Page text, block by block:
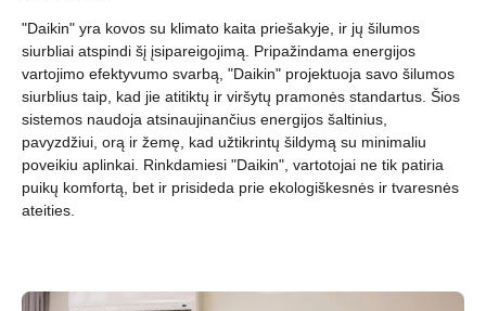
"Daikin" yra kovos su klimato kaita priešakyje, ir jų šilumos
siurbliai atspindi šį įsipareigojimą. Pripažindama energijos
vartojimo efektyvumo svarbą, "Daikin" projektuoja savo šilumos
siurblius taip, kad jie atitiktų ir viršytų pramonės standartus. Šios
sistemos naudoja atsinaujinančius energijos šaltinius,
pavyzdžiui, orą ir žemę, kad užtikrintų šildymą su minimaliu
poveikiu aplinkai. Rinkdamiesi "Daikin", vartotojai ne tik patiria
puikų komfortą, bet ir prisideda prie ekologiškesnės ir tvaresnės
ateities.